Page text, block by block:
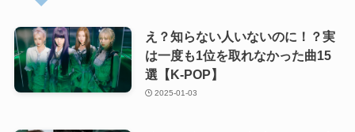
え？知らない人いないのに！？実
は一度も1位を取れなかった曲15
選【K-POP】
2025-01-03